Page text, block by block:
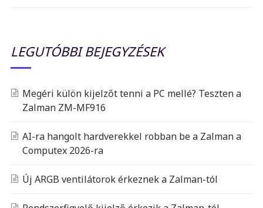
LEGUTÓBBI BEJEGYZÉSEK
Megéri külön kijelzőt tenni a PC mellé? Teszten a
Zalman ZM-MF916
AI-ra hangolt hardverekkel robban be a Zalman a
Computex 2026-ra
Új ARGB ventilátorok érkeznek a Zalman-tól